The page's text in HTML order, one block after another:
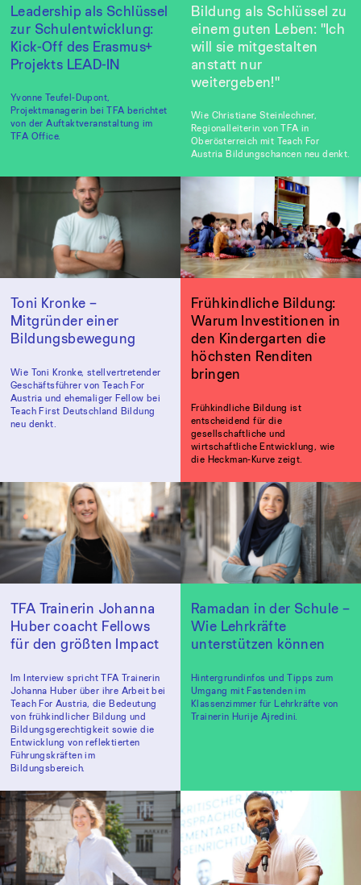
Leadership als Schlüssel
zur Schulentwicklung:
Kick-Off des Erasmus+
Projekts LEAD-IN
Yvonne Teufel-Dupont,
Projektmanagerin bei TFA berichtet
von der Auftaktveranstaltung im
TFA Office.
Bildung als Schlüssel zu
einem guten Leben: "Ich
will sie mitgestalten
anstatt nur
weitergeben!"
Wie Christiane Steinlechner,
Regionalleiterin von TFA in
Oberösterreich mit Teach For
Austria Bildungschancen neu denkt.
Toni Kronke –
Mitgründer einer
Bildungsbewegung
Wie Toni Kronke, stellvertretender
Geschäftsführer von Teach For
Austria und ehemaliger Fellow bei
Teach First Deutschland Bildung
neu denkt.
Frühkindliche Bildung:
Warum Investitionen in
den Kindergarten die
höchsten Renditen
bringen
Frühkindliche Bildung ist
entscheidend für die
gesellschaftliche und
wirtschaftliche Entwicklung, wie
die Heckman-Kurve zeigt.
TFA Trainerin Johanna
Huber coacht Fellows
für den größten Impact
Im Interview spricht TFA Trainerin
Johanna Huber über ihre Arbeit bei
Teach For Austria, die Bedeutung
von frühkindlicher Bildung und
Bildungsgerechtigkeit sowie die
Entwicklung von reflektierten
Führungskräften im
Bildungsbereich.
Ramadan in der Schule –
Wie Lehrkräfte
unterstützen können
Hintergrundinfos und Tipps zum
Umgang mit Fastenden im
Klassenzimmer für Lehrkräfte von
Trainerin Hurije Ajredini.